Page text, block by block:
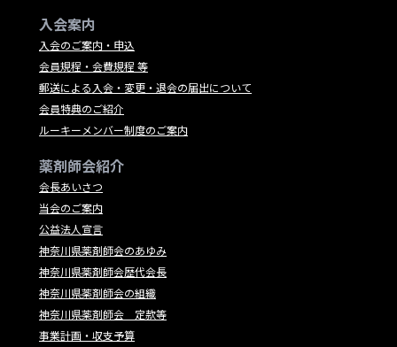
入会案内
入会のご案内・申込
会員規程・会費規程 等
郵送による入会・変更・退会の届出について
会員特典のご紹介
ルーキーメンバー制度のご案内
薬剤師会紹介
会長あいさつ
当会のご案内
公益法人宣言
神奈川県薬剤師会のあゆみ
神奈川県薬剤師会歴代会長
神奈川県薬剤師会の組織
神奈川県薬剤師会 定款等
事業計画・収支予算